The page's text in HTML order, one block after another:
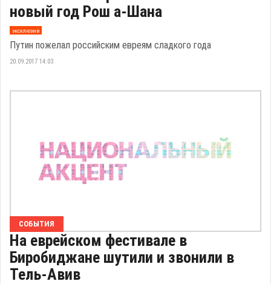
новый год Рош а-Шана
эксклюзив
Путин пожелал российским евреям сладкого года
20.09.2017 14:03
СОБЫТИЯ
На еврейском фестивале в
Биробиджане шутили и звонили в
Тель-Авив